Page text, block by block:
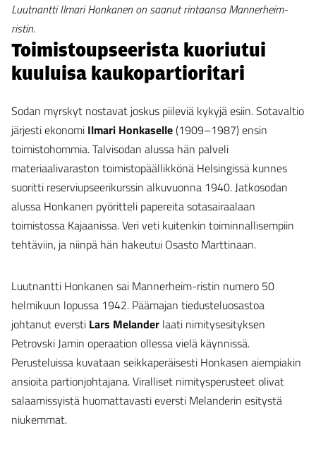
Luutnantti Ilmari Honkanen on saanut rintaansa Mannerheim-
ristin.
Toimistoupseerista kuoriutui
kuuluisa kaukopartioritari
Sodan myrskyt nostavat joskus piileviä kykyjä esiin. Sotavaltio
järjesti ekonomi Ilmari Honkaselle(1909–1987) ensin
toimistohommia. Talvisodan alussa hän palveli
materiaalivaraston toimistopäällikkönä Helsingissä kunnes
suoritti reserviupseerikurssin alkuvuonna 1940. Jatkosodan
alussa Honkanen pyöritteli papereita sotasairaalaan
toimistossa Kajaanissa. Veri veti kuitenkin toiminnallisempiin
tehtäviin, ja niinpä hän hakeutui Osasto Marttinaan.
Luutnantti Honkanen sai Mannerheim-ristin numero 50
helmikuun lopussa 1942. Päämajan tiedusteluosastoa
johtanut eversti Lars Melander laati nimitysesityksen
Petrovski Jamin operaation ollessa vielä käynnissä.
Perusteluissa kuvataan seikkaperäisesti Honkasen aiempiakin
ansioita partionjohtajana. Viralliset nimitysperusteet olivat
salaamissyistä huomattavasti eversti Melanderin esitystä
niukemmat.